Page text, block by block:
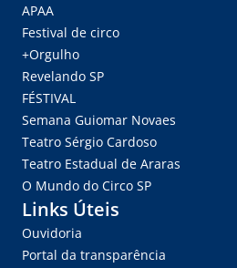
APAA
Festival de circo
+Orgulho
Revelando SP
FÉSTIVAL
Semana Guiomar Novaes
Teatro Sérgio Cardoso
Teatro Estadual de Araras
O Mundo do Circo SP
Links Úteis
Ouvidoria
Portal da transparência